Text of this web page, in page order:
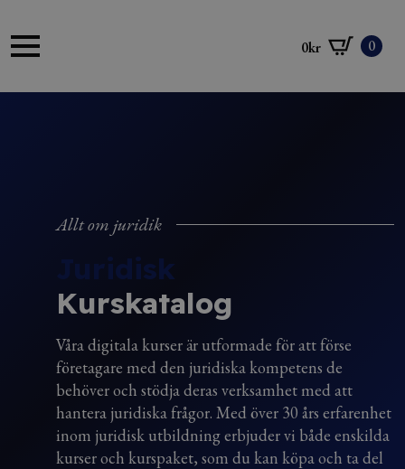
0kr 0
Allt om juridik
Juridisk
Kurskatalog
Våra digitala kurser är utformade för att förse
företagare med den juridiska kompetens de
behöver och stödja deras verksamhet med att
hantera juridiska frågor. Med över 30 års erfarenhet
inom juridisk utbildning erbjuder vi både enskilda
kurser och kurspaket, som du kan köpa och ta del